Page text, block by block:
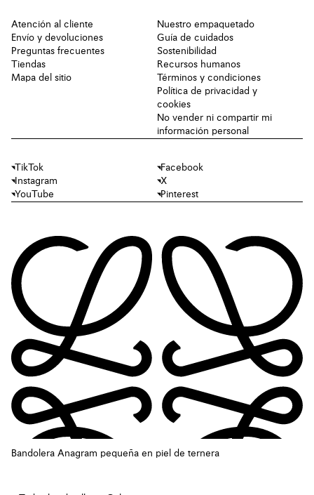
Bandolera Anagram pequeña en piel de ternera
Atención al cliente
Envío y devoluciones
Preguntas frecuentes
Tiendas
Mapa del sitio
Nuestro empaquetado
Guía de cuidados
Sostenibilidad
Recursos humanos
Términos y condiciones
Política de privacidad y
cookies
No vender ni compartir mi
información personal
TikTok
Facebook
Instagram
X
YouTube
Pinterest